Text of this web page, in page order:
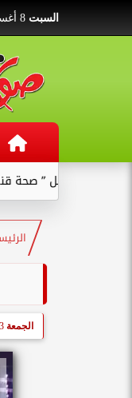
السبت
صحة قنا ” يتابع
الجمعة 3 أكتوبر 2025